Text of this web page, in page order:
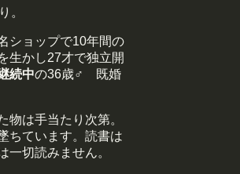
。
ショップで10年間の
生かし27才で独立開
続中の36歳♂ 既婚
物は手当たり次第。
ちています。読書は
一切読みません。